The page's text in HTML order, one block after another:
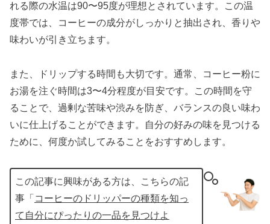
れる際の水温は90〜95度が理想とされています。この温
度帯では、コーヒーの成分がしっかりと抽出され、香りや
味わいが引き立ちます。
また、ドリップする時間も大切です。通常、コーヒー粉に
お湯を注ぐ時間は3〜4分程度が目安です。この時間を守
ることで、過剰な苦味や渋みを防ぎ、バランスの良い味わ
いに仕上げることができます。自分の好みの味を見つける
ために、何度か試してみることをおすすめします。
この記事に興味がある方は、こちらの記
事「 コーヒーのドリッパーの種類を知っ
て自分にぴったりの一品を見つけよ